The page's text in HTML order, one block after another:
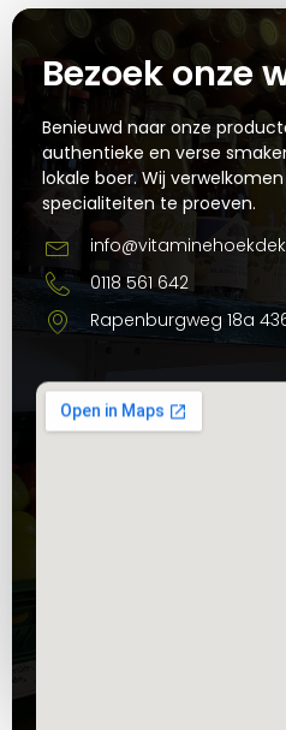
Bezoek onze
Benieuwd naar onze
authentieke en verse
lokale boer. Wij
specialiteiten te proeven.
0118 561 642
Rapenburgweg 18a